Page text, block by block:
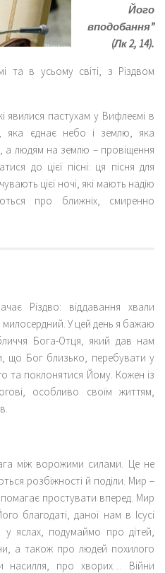
Його
вподобання”
(Лк 2, 14).
та в усьому світі, з Різдвом
явилися пастухам у Вифлеємі в
яка єднає небо і землю, яка
а людям на землю – провіщення
до цієї пісні: ця пісня для
цієї ночі, які мають надію
про ближніх, смиренно
Різдво: віддавання хвали
милосердний. У цей день я бажаю
Бога-Отця, який дав нам
що Бог близько, перебувати у
та поклонятися Йому. Кожен із
особливо своїм життям,
між ворожими силами. Це не
розбіжності й поділи. Мир –
простувати вперед. Мир
благодаті, даної нам в Ісусі
у яслах, подумаймо про дітей,
а також про людей похилого
насилля, про хворих… Війни